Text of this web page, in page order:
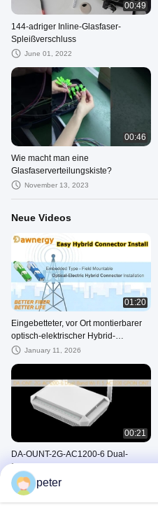
00:49
144-adriger Inline-Glasfaser-
Spleißverschluss
June 01, 2022
00:46
Wie macht man eine
Glasfaserverteilungskiste?
November 13, 2023
Neue Videos
01:20
Eingebetteter, vor Ort montierbarer
optisch-elektrischer Hybrid-
Steckverbinder
January 11, 2026
00:21
DA-OUNT-2G-AC1200-6 Dual-
Band-Wi-Fi 5 AC1200 GPON ONT
August 22, 2025
peter